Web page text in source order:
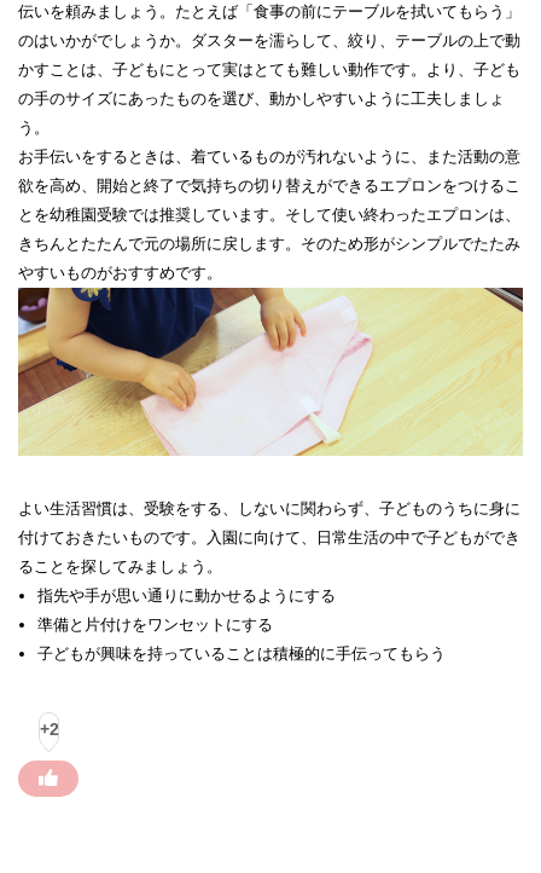
伝いを頼みましょう。たとえば「食事の前にテーブルを拭いてもらう」
のはいかがでしょうか。ダスターを濡らして、絞り、テーブルの上で動
かすことは、子どもにとって実はとても難しい動作です。より、子ども
の手のサイズにあったものを選び、動かしやすいように工夫しましょ
う。
お手伝いをするときは、着ているものが汚れないように、また活動の意
欲を高め、開始と終了で気持ちの切り替えができるエプロンをつけるこ
とを幼稚園受験では推奨しています。そして使い終わったエプロンは、
きちんとたたんで元の場所に戻します。そのため形がシンプルでたたみ
やすいものがおすすめです。
よい生活習慣は、受験をする、しないに関わらず、子どものうちに身に
付けておきたいものです。入園に向けて、日常生活の中で子どもができ
ることを探してみましょう。
指先や手が思い通りに動かせるようにする
準備と片付けをワンセットにする
子どもが興味を持っていることは積極的に手伝ってもらう
+2